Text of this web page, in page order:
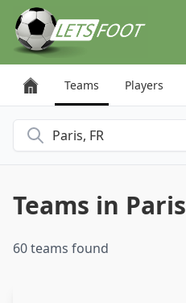
Teams Players
Search for a city
Teams in Paris
60 teams found
Cookies management panel